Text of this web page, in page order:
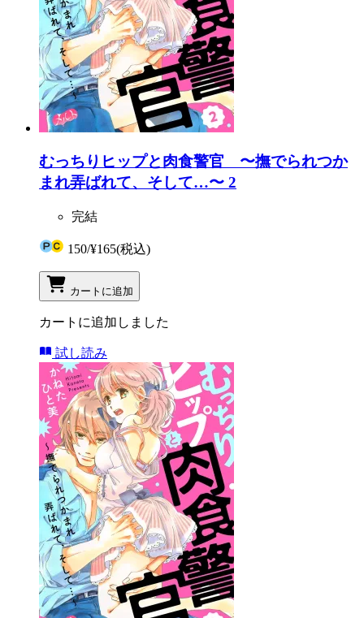
むっちりヒップと肉食警官 〜撫でられつか
まれ弄ばれて、そして…〜 2
完結
150/¥165(税込)
カートに追加
カートに追加しました
試し読み